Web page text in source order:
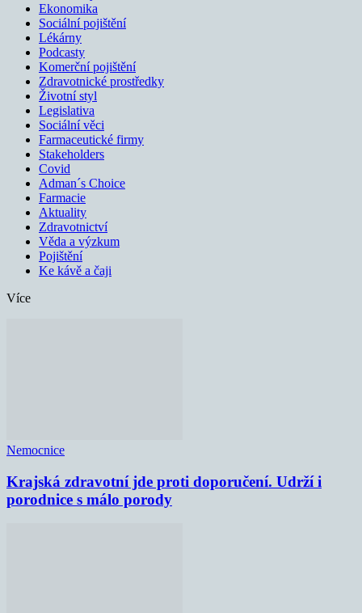
Ekonomika
Sociální pojištění
Lékárny
Podcasty
Komerční pojištění
Zdravotnické prostředky
Životní styl
Legislativa
Sociální věci
Farmaceutické firmy
Stakeholders
Covid
Adman´s Choice
Farmacie
Aktuality
Zdravotnictví
Věda a výzkum
Pojištění
Ke kávě a čaji
Více
Nemocnice
Krajská zdravotní jde proti doporučení. Udrží i
porodnice s málo porody